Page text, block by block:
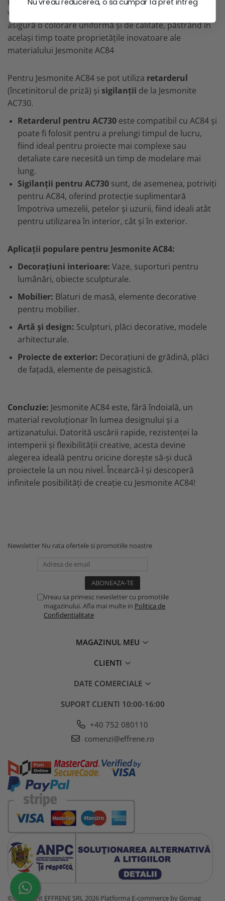
vibrante și îndrăznețe. Utilizarea pigmenților AC100
asigură o colorare uniformă și de calitate, păstrând în
același timp toate proprietățile inovatoare ale
materialului Jesmonite AC84
Pentru Jesmonite AC84 se pot utiliza retarderul
(încetinitorul de priză) și sigilanții de la Jesmonite
AC730.
Retarderul pentru AC730 este compatibil cu AC84 și
poate fi folosit pentru a prelungi timpul de lucru,
fiind ideal pentru proiecte mai complexe sau
detaliate care necesită un timp de modelare mai
lung.
Sigilanții pentru AC730 sunt, de asemenea, potriviți
pentru AC84, oferind protecție suplimentară
împotriva umezelii, petelor și uzurii, fiind ideali atât
pentru utilizarea în interior, cât și în exterior.
Aplicații populare pentru Jesmonite AC84:
Decorațiuni interioare: Vaze, suporturi pentru
lumânări, obiecte sculpturale.
Mobilier: Blaturi de masă, elemente decorative
pentru mobilier.
Artă și design: Sculpturi, plăci decorative, modele
arhitecturale.
Proiecte de exterior: Decorațiuni de grădină, plăci
de fațadă, elemente de peisagistică.
Concluzie: Jesmonite AC84 este, fără îndoială, un
material revoluționar în lumea designului și a
artizanatului. Datorită uscării rapide, rezistenței la
intemperii și flexibilității creative, acesta devine
alegerea ideală pentru oricine dorește să-și ducă
proiectele la un nou nivel. Încearcă-l și descoperă
infinitele posibilități de creație cu Jesmonite AC84!
Newsletter Nu rata ofertele si promotiile noastre
Vreau sa primesc newsletter cu promotiile
magazinului. Afla mai multe in Politica de
Confidentialitate
MAGAZINUL MEU
CLIENTI
DATE COMERCIALE
SUPORT CLIENTI 10:00-16:00
+40 752 080110
comenzi@effrene.ro
©Copyright EFFRENE SRL 2026 Platforma E-commerce by Gomag